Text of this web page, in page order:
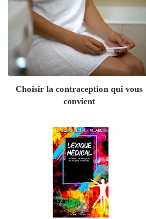
Choisir la contraception qui vous
convient